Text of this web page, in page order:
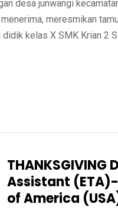
desa junwangi
meresmikan
kelas X SMK Krian 2
Assistant
of America